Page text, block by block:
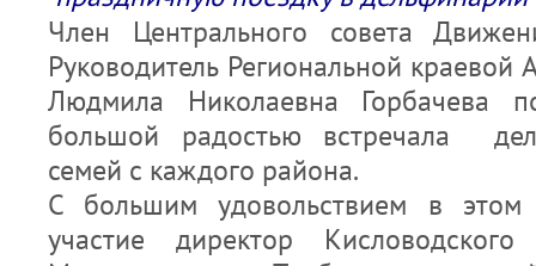
Член Центрального совета
Руководитель Региональной
Людмила Николаевна Горбачева
большой радостью встречала
семей с каждого района.
С большим удовольствием в этом
участие директор